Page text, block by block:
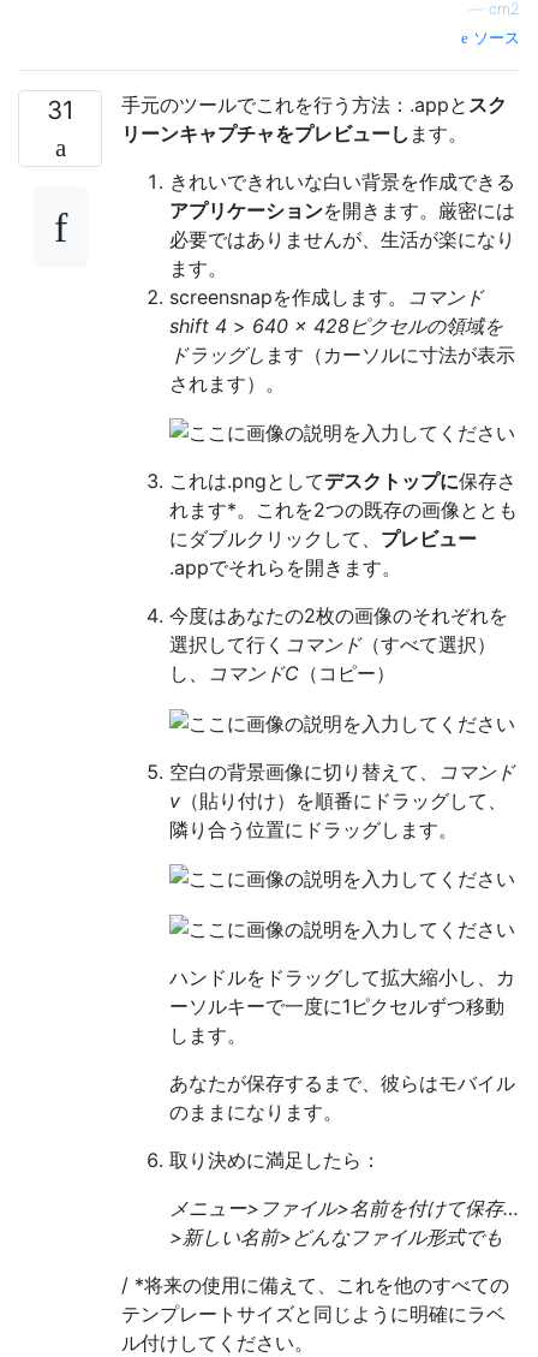
cm2
ソース
31 手元のツールでこれを行う方法：.appと スク
リーンキャプチャをプレビューし ます。
きれいできれいな白い背景を作成できる
アプリケーションを開きます。厳密には
必要ではありませんが、生活が楽になり
ます。
screensnapを作成します。 コマンド
shift 4 > 640 x 428ピクセルの領域を
ドラッグし ます（カーソルに寸法が表示
されます）。
これは.pngとしてデスクトップに保存さ
れます*。これを2つの既存の画像ととも
にダブルクリックして、 プレビュー
.appでそれらを開きます。
今度はあなたの2枚の画像のそれぞれを
選択して行く コマンド（すべて選択）
し、 コマンドC （コピー）
空白の背景画像に切り替えて、 コマンド
v （貼り付け）を順番にドラッグして、
隣り合う位置にドラッグします。
ハンドルをドラッグして拡大縮小し、カ
ーソルキーで一度に1ピクセルずつ移動
します。
あなたが保存するまで、彼らはモバイル
のままになります。
取り決めに満足したら：
メニュー>ファイル>名前を付けて保存…
>新しい名前>どんなファイル形式でも
/ *将来の使用に備えて、これを他のすべての
テンプレートサイズと同じように明確にラベ
ル付けしてください。